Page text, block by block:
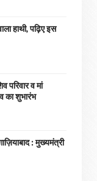
हाथी, पढ़िए इस
परिवार व मां
का शुभारंभ
: ​मुख्यमंत्री